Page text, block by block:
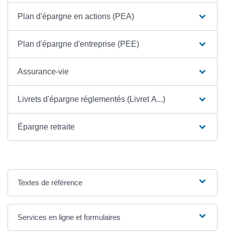
Plan d'épargne en actions (PEA)
Plan d'épargne d'entreprise (PEE)
Assurance-vie
Livrets d'épargne réglementés (Livret A...)
Épargne retraite
Textes de référence
Services en ligne et formulaires